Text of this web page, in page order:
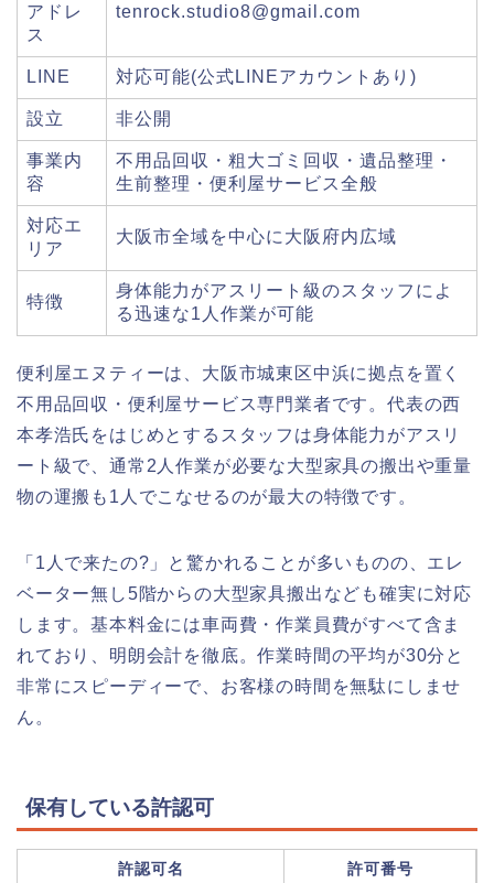
アドレ
ス
tenrock.studio8@gmail.com
LINE 対応可能(公式LINEアカウントあり)
設立 非公開
事業内
容
不用品回収・粗大ゴミ回収・遺品整理・
生前整理・便利屋サービス全般
対応エ
リア
大阪市全域を中心に大阪府内広域
特徴
身体能力がアスリート級のスタッフによ
る迅速な1人作業が可能
便利屋エヌティーは、大阪市城東区中浜に拠点を置く
不用品回収・便利屋サービス専門業者です。代表の西
本孝浩氏をはじめとするスタッフは身体能力がアスリ
ート級で、通常2人作業が必要な大型家具の搬出や重量
物の運搬も1人でこなせるのが最大の特徴です。
「1人で来たの?」と驚かれることが多いものの、エレ
ベーター無し5階からの大型家具搬出なども確実に対応
します。基本料金には車両費・作業員費がすべて含ま
れており、明朗会計を徹底。作業時間の平均が30分と
非常にスピーディーで、お客様の時間を無駄にしませ
ん。
保有している許認可
許認可名 許可番号